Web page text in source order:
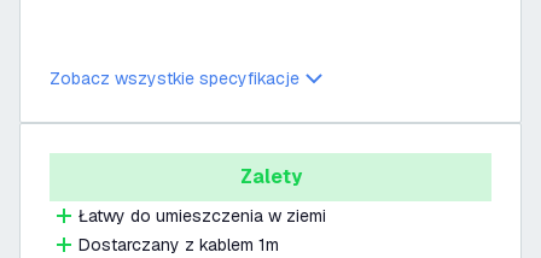
Zobacz wszystkie specyfikacje
Zalety
Łatwy do umieszczenia w ziemi
Dostarczany z kablem 1m